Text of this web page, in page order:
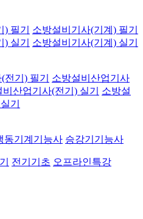
필기
소방설비기사(기계) 필기
실기
소방설비기사(기계) 실기
기) 필기
소방설비산업기사
비산업기사(전기) 실기
소방설
기
동기계기능사 승강기기능사
전기기초 오프라인특강